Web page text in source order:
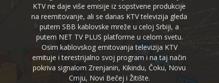
KTV ne daje više emisije iz sopstvene produkcije
na reemitovanje, ali se danas KTV televizija gleda
putem SBB kablovske mreže u celoj Srbiji, a
putem NET TV PLUS platforme u celom svetu.
Osim kablovskog emitovanja televizija KTV
emituje i terestrijalno svoj program i na taj način
pokriva signalom Zrenjanin, Kikindu, Čoku, Novu
Crnju, Novi Bečej i Žitište.